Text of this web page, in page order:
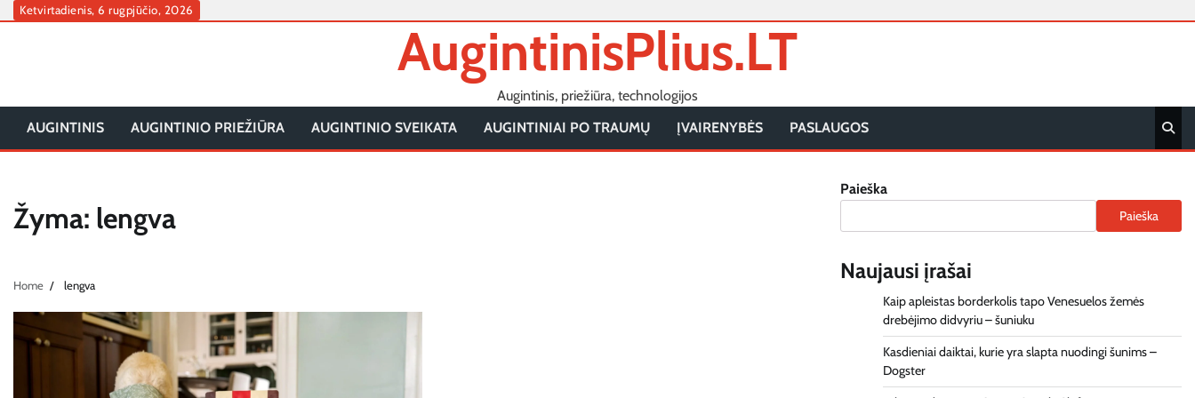
SkipKetvirtadienis, 6 rugpjūčio, 2026
AugintinisPlius.LT
Augintinis, priežiūra, technologijos
AUGINTINIS
AUGINTINIO PRIEŽIŪRA AUGINTINIO SVEIKATA AUGINTINIAI PO TRAUMŲ ĮVAIRENYBĖS PASLAUGOS
Žyma: lengva
Home lengva
Paieška
Paieška
Naujausi įrašai
Kaip apleistas borderkolis tapo Venesuelos žemės
drebėjimo didvyriu – šuniuku
Kasdieniai daiktai, kurie yra slapta nuodingi šunims –
Dogster